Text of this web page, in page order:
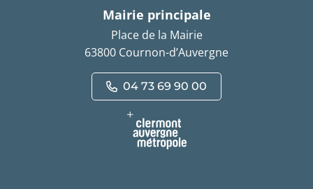
Mairie principale
Place de la Mairie
63800 Cournon-d’Auvergne
04 73 69 90 00